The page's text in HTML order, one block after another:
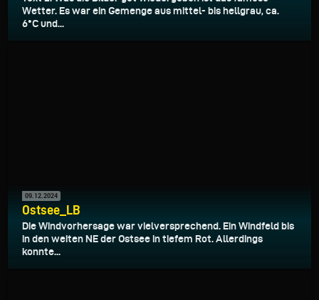
Wetter. Es war ein Gemenge aus mittel- bis hellgrau, ca.
6°C und...
09.12.2024
Ostsee_LB
Die Windvorhersage war vielversprechend. Ein Windfeld bis
in den weiten NE der Ostsee in tiefem Rot. Allerdings
konnte...